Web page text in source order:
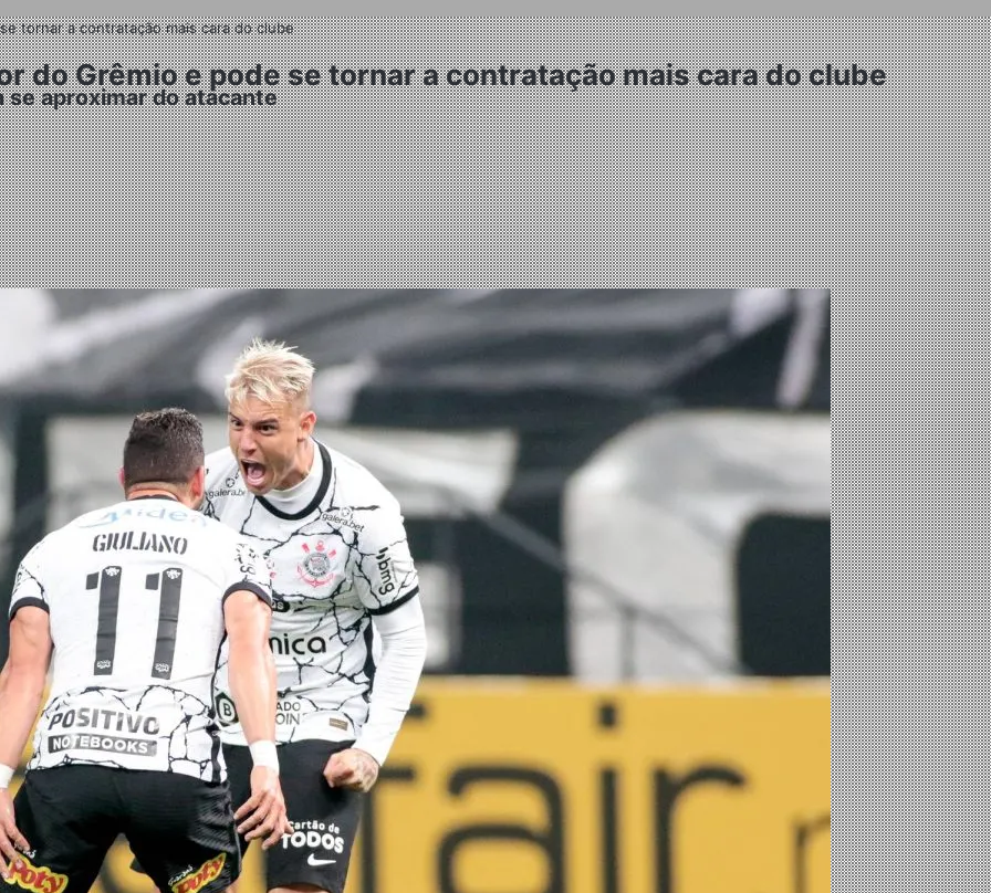
tornar a contratação mais cara do clube
do Grêmio e pode se tornar a contratação mais cara do clube
se aproximar do atacante